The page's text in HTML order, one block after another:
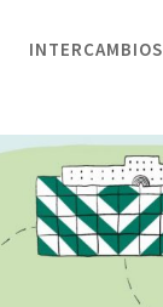
INTERCAMBIOS